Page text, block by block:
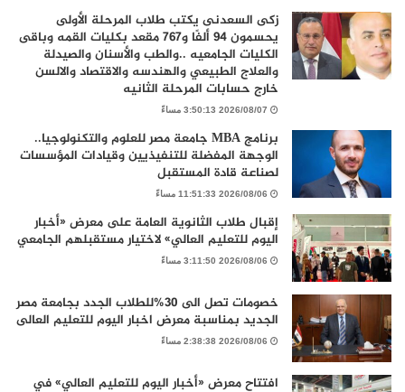
زكى السعدنى يكتب طلاب المرحلة الأولى
يحسمون 94 ألفًا و767 مقعد بكليات القمه وباقى
الكليات الجامعيه ..والطب والأسنان والصيدلة
والعلاج الطبيعي والهندسه والاقتصاد والالسن
خارج حسابات المرحلة الثانيه
2026/08/07 3:50:13 مساءً
برنامج MBA جامعة مصر للعلوم والتكنولوجيا..
الوجهة المفضلة للتنفيذيين وقيادات المؤسسات
لصناعة قادة المستقبل
2026/08/06 11:51:33 مساءً
إقبال طلاب الثانوية العامة على معرض «أخبار
اليوم للتعليم العالي» لاختيار مستقبلهم الجامعي
2026/08/06 3:11:50 مساءً
خصومات تصل الى 30%للطلاب الجدد بجامعة مصر
الجديد بمناسبة معرض اخبار اليوم للتعليم العالى
2026/08/06 2:38:38 مساءً
افتتاح معرض «أخبار اليوم للتعليم العالي» في